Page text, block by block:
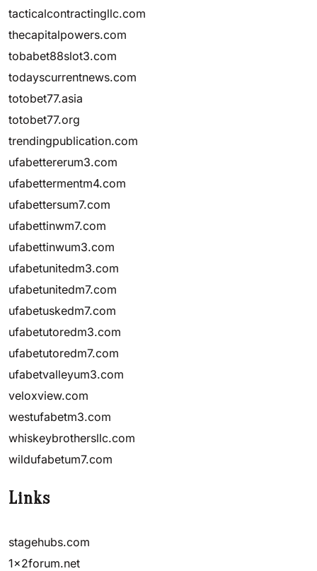
tacticalcontractingllc.com
thecapitalpowers.com
tobabet88slot3.com
todayscurrentnews.com
totobet77.asia
totobet77.org
trendingpublication.com
ufabettererum3.com
ufabettermentm4.com
ufabettersum7.com
ufabettinwm7.com
ufabettinwum3.com
ufabetunitedm3.com
ufabetunitedm7.com
ufabetuskedm7.com
ufabetutoredm3.com
ufabetutoredm7.com
ufabetvalleyum3.com
veloxview.com
westufabetm3.com
whiskeybrothersllc.com
wildufabetum7.com
Links
stagehubs.com
1x2forum.net